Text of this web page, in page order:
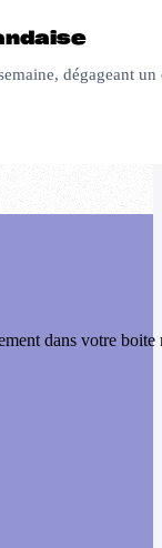
dégageant
dans votre boite